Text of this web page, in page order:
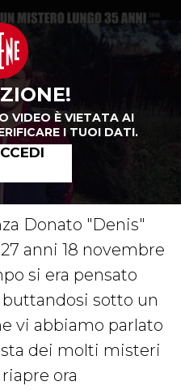
VIDEO È VIETATA AI
I TUOI DATI.
Donato "Denis"
anni 18 novembre
si era pensato
sotto un
vi abbiamo parlato
dei molti misteri
ora